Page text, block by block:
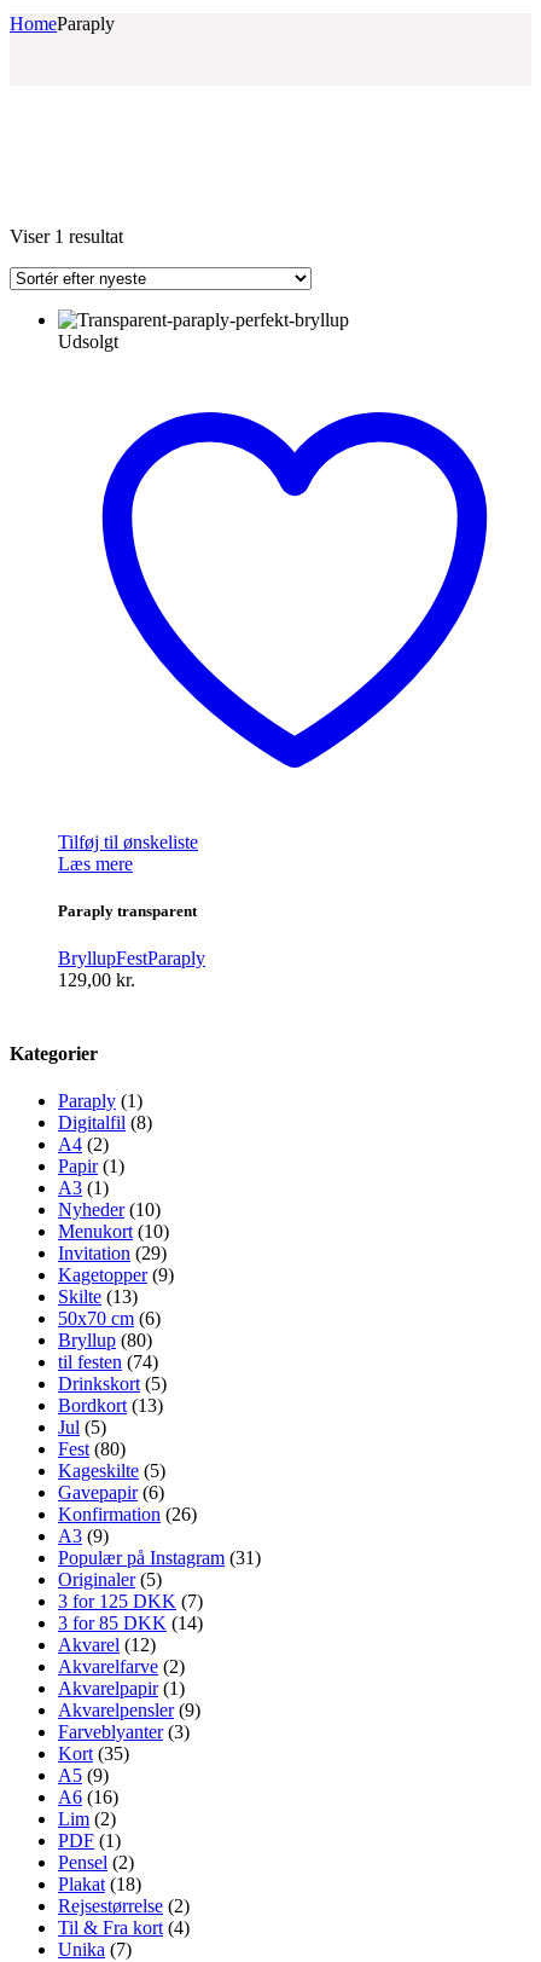
HomeParaply
Viser 1 resultat
Udsolgt
Tilføj til ønskeliste
Læs mere
Paraply transparent
BryllupFestParaply
129,00 kr.
Kategorier
Paraply (1)
Digitalfil (8)
A4 (2)
Papir (1)
A3 (1)
Nyheder (10)
Menukort (10)
Invitation (29)
Kagetopper (9)
Skilte (13)
50x70 cm (6)
Bryllup (80)
til festen (74)
Drinkskort (5)
Bordkort (13)
Jul (5)
Fest (80)
Kageskilte (5)
Gavepapir (6)
Konfirmation (26)
A3 (9)
Populær på Instagram (31)
Originaler (5)
3 for 125 DKK (7)
3 for 85 DKK (14)
Akvarel (12)
Akvarelfarve (2)
Akvarelpapir (1)
Akvarelpensler (9)
Farveblyanter (3)
Kort (35)
A5 (9)
A6 (16)
Lim (2)
PDF (1)
Pensel (2)
Plakat (18)
Rejsestørrelse (2)
Til & Fra kort (4)
Unika (7)